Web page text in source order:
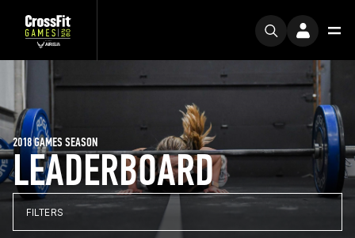
LEADERBOARD
2018 GAMES SEASON
FILTERS